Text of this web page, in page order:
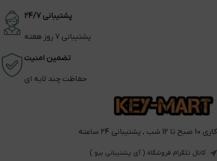
پشتیبانی 24/7
پشتیبانی 7 روز هفته
تضمین امنیت
حفاظت چند لایه ای
کاری 10 صبح تا 12 شب , پشتیبانی 24 ساعته
کانال تلگرام فروشگاه ( آی پشتیبانی بیو )